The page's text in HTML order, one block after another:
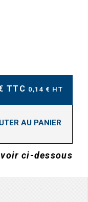
TTC 0,14 € HT
AU PANIER
ci-dessous